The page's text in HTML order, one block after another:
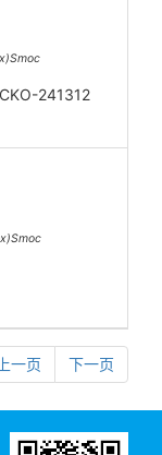
Smoc
241312
上一页 下一页